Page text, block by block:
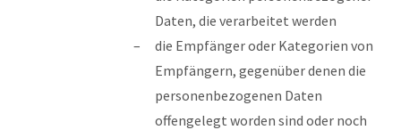
Daten, die verarbeitet werden
die Empfänger oder Kategorien von
Empfängern, gegenüber denen die
personenbezogenen Daten
offengelegt worden sind oder noch